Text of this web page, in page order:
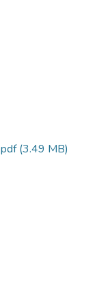
(3.49 MB)